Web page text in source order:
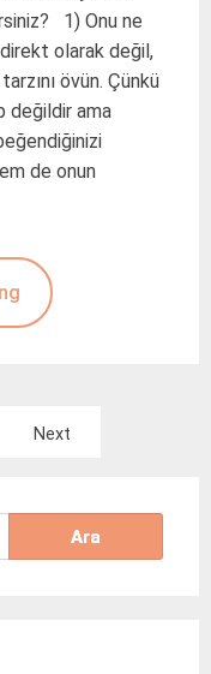
1) Onu ne
olarak değil,
övün. Çünkü
değildir ama
de onun
Next